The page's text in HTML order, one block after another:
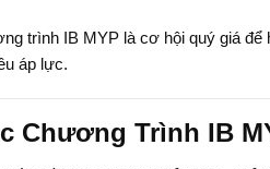
trình IB MYP là cơ hội quý giá
áp lực.
Chương Trình IB